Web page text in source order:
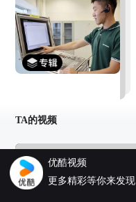
TA的视频
优酷视频
更多精彩等你来发现